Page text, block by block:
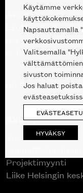
Avoinna
Erottajankatu 2,
ma-pe 10 — 18
la 10-17
09 612 9440 |
Skanno
Tuotteet
Projektimyynti
Liike Helsingin
Käytämme
Napsauttamalla
Valitsemalla
välttämättömien
sivuston
Jos haluat
HYVÄKSY